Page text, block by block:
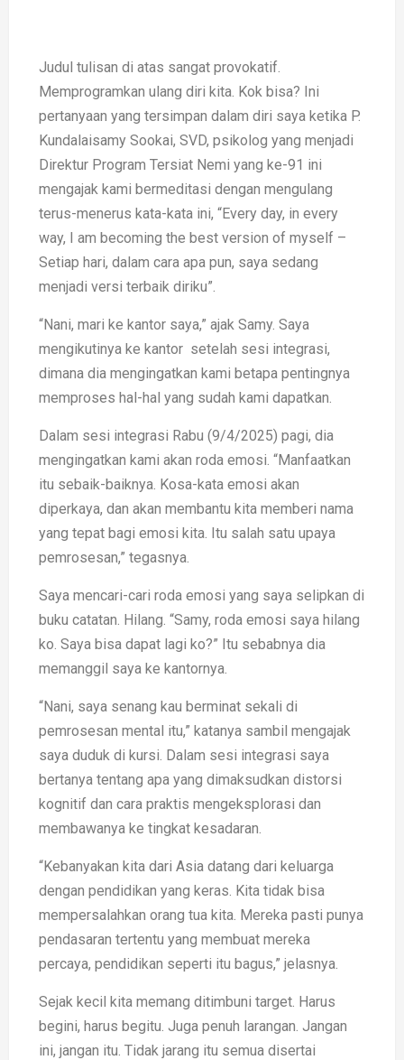
Judul tulisan di atas sangat provokatif.
Memprogramkan ulang diri kita. Kok bisa? Ini
pertanyaan yang tersimpan dalam diri saya ketika P.
Kundalaisamy Sookai, SVD, psikolog yang menjadi
Direktur Program Tersiat Nemi yang ke-91 ini
mengajak kami bermeditasi dengan mengulang
terus-menerus kata-kata ini, “Every day, in every
way, I am becoming the best version of myself –
Setiap hari, dalam cara apa pun, saya sedang
menjadi versi terbaik diriku”.
“Nani, mari ke kantor saya,” ajak Samy. Saya
mengikutinya ke kantor setelah sesi integrasi,
dimana dia mengingatkan kami betapa pentingnya
memproses hal-hal yang sudah kami dapatkan.
Dalam sesi integrasi Rabu (9/4/2025) pagi, dia
mengingatkan kami akan roda emosi. “Manfaatkan
itu sebaik-baiknya. Kosa-kata emosi akan
diperkaya, dan akan membantu kita memberi nama
yang tepat bagi emosi kita. Itu salah satu upaya
pemrosesan,” tegasnya.
Saya mencari-cari roda emosi yang saya selipkan di
buku catatan. Hilang. “Samy, roda emosi saya hilang
ko. Saya bisa dapat lagi ko?” Itu sebabnya dia
memanggil saya ke kantornya.
“Nani, saya senang kau berminat sekali di
pemrosesan mental itu,” katanya sambil mengajak
saya duduk di kursi. Dalam sesi integrasi saya
bertanya tentang apa yang dimaksudkan distorsi
kognitif dan cara praktis mengeksplorasi dan
membawanya ke tingkat kesadaran.
“Kebanyakan kita dari Asia datang dari keluarga
dengan pendidikan yang keras. Kita tidak bisa
mempersalahkan orang tua kita. Mereka pasti punya
pendasaran tertentu yang membuat mereka
percaya, pendidikan seperti itu bagus,” jelasnya.
Sejak kecil kita memang ditimbuni target. Harus
begini, harus begitu. Juga penuh larangan. Jangan
ini, jangan itu. Tidak jarang itu semua disertai